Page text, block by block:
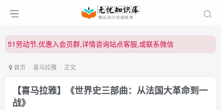
51劳动节,优惠入会员群,详情咨询站点客服,或联系微信
51劳动节,优惠入会员群,详情咨询站点客服,或联系微信
首页 喜马拉雅 正文
【喜马拉雅】《世界史三部曲：从法国大革命到一
战》